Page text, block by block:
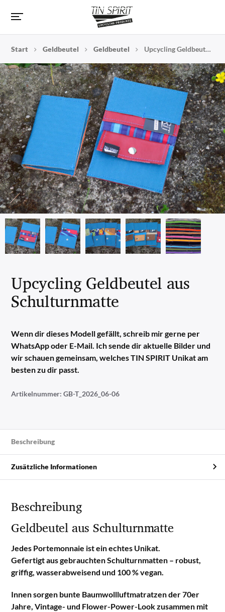
Start Geldbeutel Geldbeutel Upcycling Geldbeutel aus Schulturnmatte
Upcycling Geldbeutel aus
Schulturnmatte
Wenn dir dieses Modell gefällt, schreib mir gerne per
WhatsApp oder E-Mail. Ich sende dir aktuelle Bilder und
wir schauen gemeinsam, welches TIN SPIRIT Unikat am
besten zu dir passt.
Artikelnummer:GB-T_2026_06-06
Beschreibung
Zusätzliche Informationen
Beschreibung
Geldbeutel aus Schulturnmatte
Jedes Portemonnaie ist ein echtes Unikat.
Gefertigt aus gebrauchten Schulturnmatten – robust,
griffig, wasserabweisend und 100 % vegan.
Innen sorgen bunte Baumwollluftmatratzen der 70er
Jahre, Vintage- und Flower-Power-Look zusammen mit